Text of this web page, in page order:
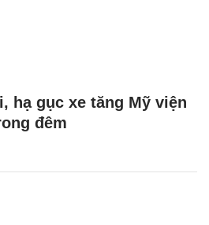
hạ gục xe tăng Mỹ viện
đêm